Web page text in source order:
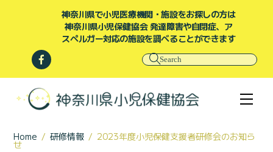
神奈川県で小児医療機関・施設をお探しの方は
神奈川県小児保健協会 発達障害や自閉症、ア
スペルガー対応の施設を調べることができます
Facebook
Home / 研修情報 / 2023年度小児保健支援者研修会のお知ら
せ